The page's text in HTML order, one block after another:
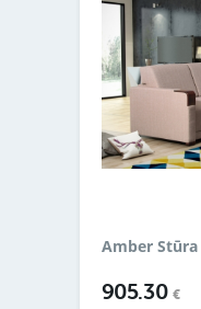
Amber
905.30 €